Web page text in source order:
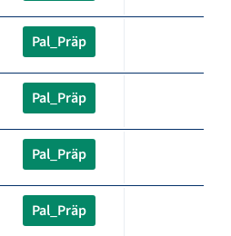
Pal_Präp
Pal_Präp
Pal_Präp
Pal_Präp